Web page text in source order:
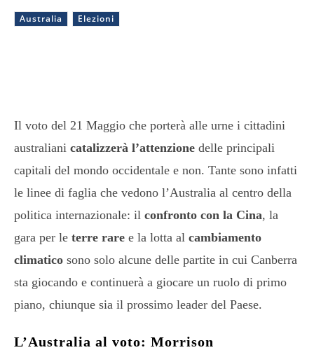
Australia Elezioni
Il voto del 21 Maggio che porterà alle urne i cittadini
australiani catalizzerà l’attenzione delle principali
capitali del mondo occidentale e non. Tante sono infatti
le linee di faglia che vedono l’Australia al centro della
politica internazionale: il confronto con la Cina, la
gara per le terre rare e la lotta al cambiamento
climatico sono solo alcune delle partite in cui Canberra
sta giocando e continuerà a giocare un ruolo di primo
piano, chiunque sia il prossimo leader del Paese.
L’Australia al voto: Morrison